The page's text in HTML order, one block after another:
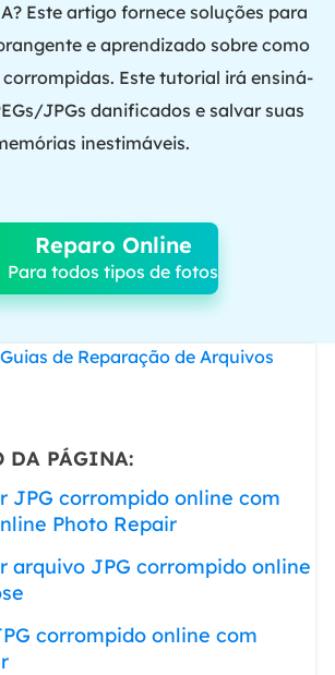
Este artigo fornece soluções para
e aprendizado sobre como
Este tutorial irá ensiná-
JPGs danificados e salvar suas
inestimáveis.
Reparo Online
Para todos tipos de fotos
Guias de Reparação de Arquivos
DA PÁGINA:
JPG corrompido online com
Photo Repair
arquivo JPG corrompido online
corrompido online com